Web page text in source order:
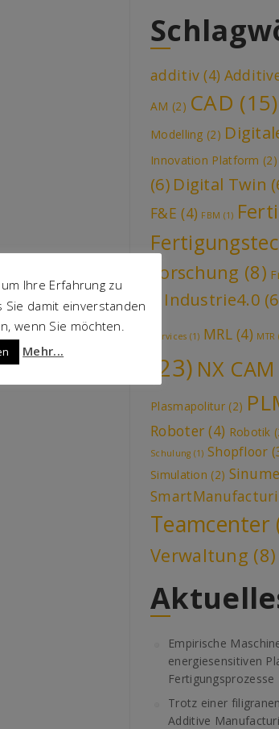
additiv (4)
AM (2) CAD (15)
Modelling (2)
Innovation Platform (2)
(6) Digital Twin
F&E (4) FBM (1)
Forschung (8)
Industrie4.0
Services (1) MRL(4) MTR
(23) NX CAM
Plasmapolitur(2)
Roboter (4) Robotik
Schulung (1) Shopfloor
Simulation (2)
Teamcenter
Verwaltung (8)
Empirische
energiesensitiven
Fertigungsprozesse
Trotz einer
Additive
Ihre Erfahrung zu
Sie damit einverstanden
wenn Sie möchten.
Mehr...